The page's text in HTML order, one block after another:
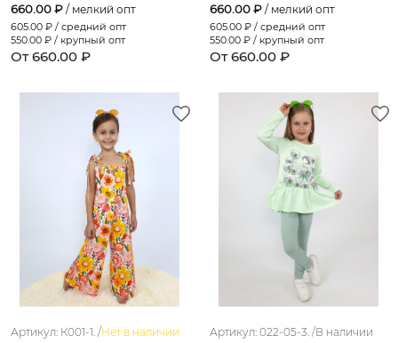
оранжевый
темно-розовый
персиковый
бирюзовый
пудровый
васильковый
винный
пастельно-розовый
лососевый
ярко-розовый
660.00 ₽ / мелкий опт
605.00 ₽ / средний опт
550.00 ₽ / крупный опт
От 660.00 ₽
660.00 ₽ / мелкий опт
605.00 ₽ / средний опт
550.00 ₽ / крупный опт
От 660.00 ₽
Артикул: К001-1. /Нет в наличии
Артикул: 022-05-3. /В наличии